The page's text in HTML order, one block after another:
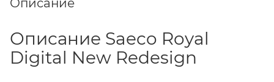
Описание
Описание Saeco Royal
Digital New Redesign